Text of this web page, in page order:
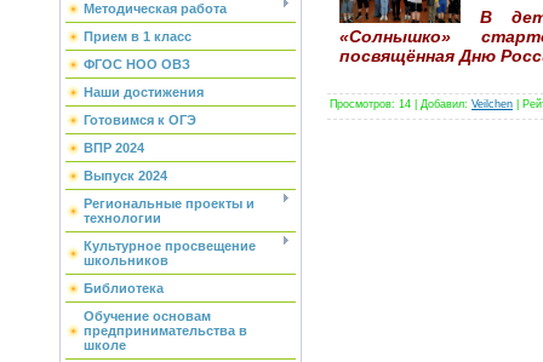
Методическая работа
Прием в 1 класс
ФГОС НОО ОВЗ
Наши достижения
Готовимся к ОГЭ
ВПР 2024
Выпуск 2024
Региональные проекты и
технологии
Культурное просвещение
школьников
Библиотека
Обучение основам
предпринимательства в
школе
В
«Солнышко»
посвящённая Дню
Просмотров: 14 Добавил: Veilchen